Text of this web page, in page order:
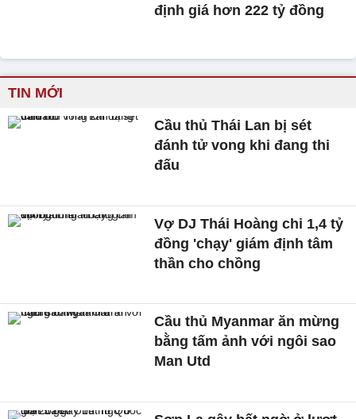
định giá hơn 222 tỷ đồng
TIN MỚI
Cầu thủ Thái Lan bị sét
đánh tử vong khi đang thi
đấu
Vợ DJ Thái Hoàng chi 1,4 tỷ
đồng 'chạy' giám định tâm
thần cho chồng
Cầu thủ Myanmar ăn mừng
bằng tấm ảnh với ngôi sao
Man Utd